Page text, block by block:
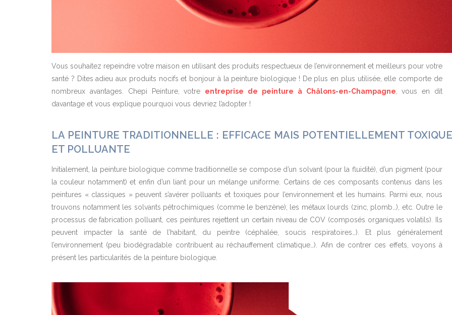
Vous souhaitez repeindre votre maison en utilisant des produits respectueux de l’environnement et meilleurs pour votre
santé ? Dites adieu aux produits nocifs et bonjour à la peinture biologique ! De plus en plus utilisée, elle comporte de
nombreux avantages. Chepi Peinture, votre entreprise de peinture à Châlons-en-Champagne , vous en dit
davantage et vous explique pourquoi vous devriez l’adopter !
LA PEINTURE TRADITIONNELLE : EFFICACE MAIS POTENTIELLEMENT TOXIQUE
ET POLLUANTE
Initialement, la peinture biologique comme traditionnelle se compose d’un solvant (pour la fluidité), d’un pigment (pour
la couleur notamment) et enfin d’un liant pour un mélange uniforme. Certains de ces composants contenus dans les
peintures « classiques » peuvent s’avérer polluants et toxiques pour l’environnement et les humains. Parmi eux, nous
trouvons notamment les solvants pétrochimiques (comme le benzène), les métaux lourds (zinc, plomb…), etc. Outre le
processus de fabrication polluant, ces peintures rejettent un certain niveau de COV (composés organiques volatils). Ils
peuvent impacter la santé de l’habitant, du peintre (céphalée, soucis respiratoires…). Et plus généralement
l’environnement (peu biodégradable contribuent au réchauffement climatique…). Afin de contrer ces effets, voyons à
présent les particularités de la peinture biologique.